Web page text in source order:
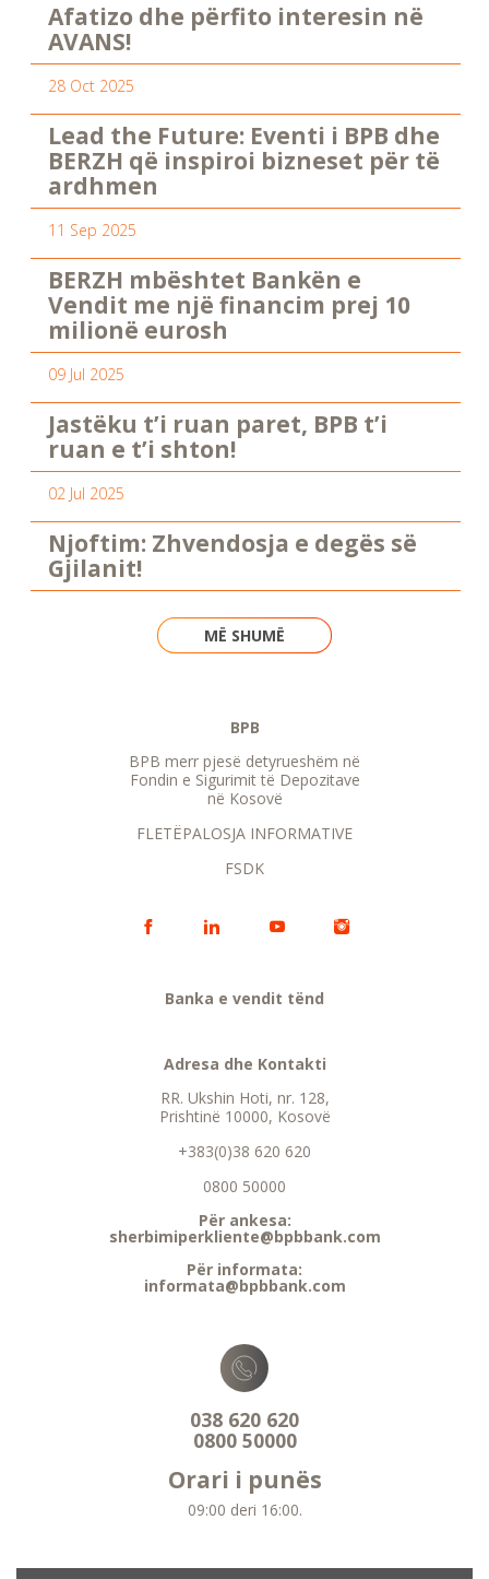
Afatizo dhe përfito interesin në
AVANS!
28 Oct 2025
Lead the Future: Eventi i BPB dhe
BERZH që inspiroi bizneset për të
ardhmen
11 Sep 2025
BERZH mbështet Bankën e
Vendit me një financim prej 10
milionë eurosh
09 Jul 2025
Jastëku t’i ruan paret, BPB t’i
ruan e t’i shton!
02 Jul 2025
Njoftim: Zhvendosja e degës së
Gjilanit!
MË SHUMË
BPB
BPB merr pjesë detyrueshëm në
Fondin e Sigurimit të Depozitave
në Kosovë
FLETËPALOSJA INFORMATIVE
FSDK
Banka e vendit tënd
Adresa dhe Kontakti
RR. Ukshin Hoti, nr. 128,
Prishtinë 10000, Kosovë
+383(0)38 620 620
0800 50000
Për ankesa:
sherbimiperkliente@bpbbank.com
Për informata:
informata@bpbbank.com
038 620 620
0800 50000
Orari i punës
09:00 deri 16:00.